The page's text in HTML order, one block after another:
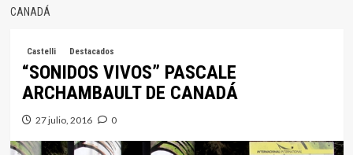
CANADÁ
Castelli Destacados
“SONIDOS VIVOS” PASCALE
ARCHAMBAULT DE CANADÁ
27 julio, 2016 0